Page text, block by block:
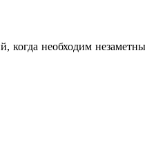
когда необходим